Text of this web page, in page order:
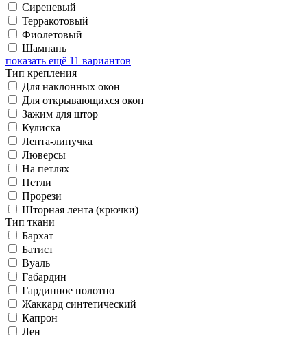
Сиреневый
Терракотовый
Фиолетовый
Шампань
показать ещё 11 вариантов
Тип крепления
Для наклонных окон
Для открывающихся окон
Зажим для штор
Кулиска
Лента-липучка
Люверсы
На петлях
Петли
Прорези
Шторная лента (крючки)
Тип ткани
Бархат
Батист
Вуаль
Габардин
Гардинное полотно
Жаккард синтетический
Капрон
Лен